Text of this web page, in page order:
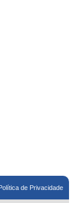
de Privacidade